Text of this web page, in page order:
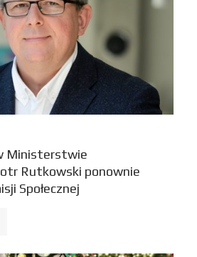
Ministerstwie
Rutkowski ponownie
Społecznej